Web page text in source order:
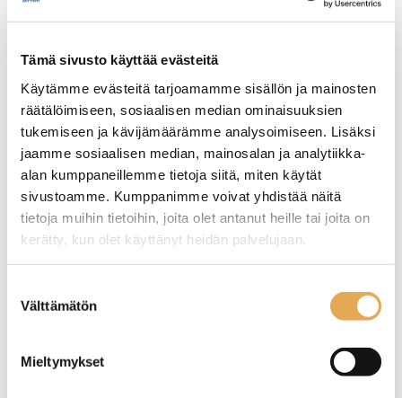
Tämä sivusto käyttää evästeitä
Käytämme evästeitä tarjoamamme sisällön ja mainosten
räätälöimiseen, sosiaalisen median ominaisuuksien
tukemiseen ja kävijämäärämme analysoimiseen. Lisäksi
jaamme sosiaalisen median, mainosalan ja analytiikka-
alan kumppaneillemme tietoja siitä, miten käytät
sivustoamme. Kumppanimme voivat yhdistää näitä
tietoja muihin tietoihin, joita olet antanut heille tai joita on
kerätty, kun olet käyttänyt heidän palvelujaan.
valinta
Välttämätön
Mieltymykset
Wi-Fi yhteys.
USB-muistitikkupaikka materiaalin tuontia ja
vientiä varten.
Paino: 296 kg.
Näytä lisää tuotteita
Yhdistelmäuunit tuoteryhmästä